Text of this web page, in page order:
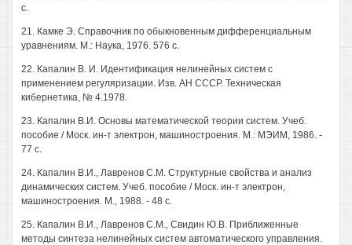
с.
21. Камке Э. Справочник по обыкновенным дифференциальным
уравнениям. М.: Наука, 1976. 576 с.
22. Капалин В. И. Идентификация нелинейных систем с
применением регуляризации. Изв. АН СССР. Техническая
кибернетика, № 4.1978.
23. Капалин В.И. Основы математической теории систем. Учеб.
пособие / Моск. ин-т электрон, машиностроения. М.: МЭИМ, 1986. -
77 с.
24. Капалин В.И., Лавренов С.М. Структурные свойства и анализ
динамических систем. Учеб. пособие / Моск. ин-т электрон,
машиностроения. М., 1988. - 48 с.
25. Капалин В.И., Лавренов С.М., Свидин Ю.В. Приближенные
методы синтеза нелинейных систем автоматического управления.